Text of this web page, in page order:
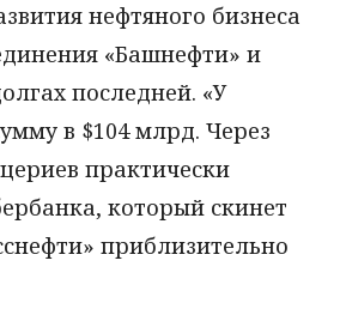
нефтяного бизнеса
«Башнефти» и
последней. «У
в $104 млрд. Через
практически
который скинет
приблизительно